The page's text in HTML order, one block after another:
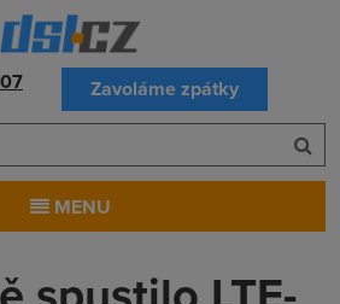
Zavoláme zpátky
MENU